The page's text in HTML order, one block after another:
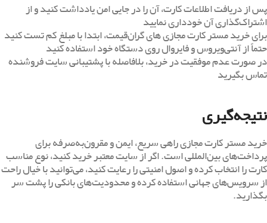
پس از دریافت اطلاعات کارت، آن را در جایی امن یادداشت کنید و از
اشتراک‌گذاری آن خودداری نمایید
برای خرید مستر کارت مجازی های گران‌قیمت، ابتدا با مبلغ کم تست کنید
حتماً از آنتی‌ویروس و فایروال روی دستگاه خود استفاده کنید
در صورت عدم موفقیت در خرید، بلافاصله با پشتیبانی سایت فروشنده
تماس بگیرید
نتیجه‌گیری
خرید مستر کارت مجازی راهی سریع، ایمن و مقرون‌به‌صرفه برای
پرداخت‌های بین‌المللی است. اگر از سایت معتبر خرید کنید، نوع مناسب
کارت را انتخاب کرده و اصول امنیتی را رعایت کنید، می‌توانید با خیال راحت
از سرویس‌های جهانی استفاده کرده و محدودیت‌های بانکی را پشت سر
بگذارید.